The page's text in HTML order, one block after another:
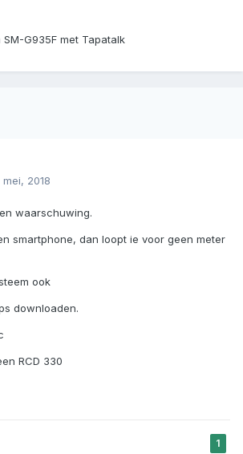
G935F met Tapatalk
mei, 2018
waarschuwing.
smartphone, dan loopt ie voor geen meter
ook
downloaden.
RCD 330
1